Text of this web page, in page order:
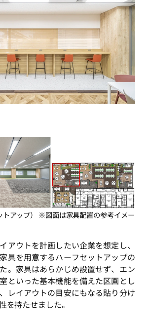
トアップ） ※図面は家具配置の参考イメー
アウトを計画したい企業を想定し、
具を用意するハーフセットアップの
。家具はあらかじめ設置せず、エン
といった基本機能を備えた区画とし
レイアウトの目安にもなる貼り分け
を持たせました。